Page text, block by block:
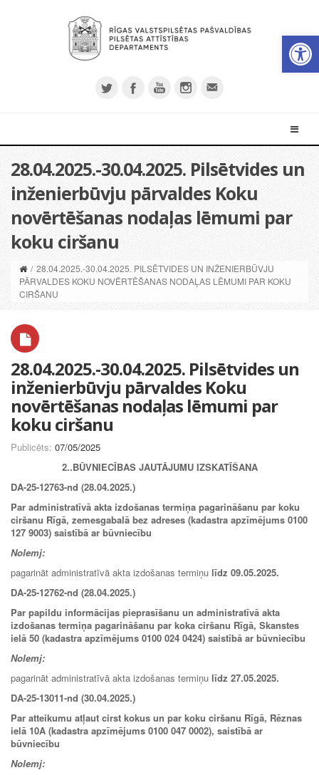
28.04.2025.-30.04.2025. Pilsētvides un
inženierbūvju pārvaldes Koku
novērtēšanas nodaļas lēmumi par
koku ciršanu
/ 28.04.2025.-30.04.2025. PILSĒTVIDES UN INŽENIERBŪVJU
PĀRVALDES KOKU NOVĒRTĒŠANAS NODAĻAS LĒMUMI PAR KOKU
CIRŠANU
28.04.2025.-30.04.2025. Pilsētvides un
inženierbūvju pārvaldes Koku
novērtēšanas nodaļas lēmumi par
koku ciršanu
Publicēts: 07/05/2025
2..BŪVNIECĪBAS JAUTĀJUMU IZSKATĪŠANA
DA-25-12763-nd (28.04.2025.)
Par administratīvā akta izdošanas termiņa pagarināšanu par koku
ciršanu Rīgā, zemesgabalā bez adreses (kadastra apzīmējums 0100
127 9003) saistībā ar būvniecību
Nolemj:
pagarināt administratīvā akta izdošanas termiņu līdz 09.05.2025.
DA-25-12762-nd (28.04.2025.)
Par papildu informācijas pieprasīšanu un administratīvā akta
izdošanas termiņa pagarināšanu par koka ciršanu Rīgā, Skanstes
ielā 50 (kadastra apzīmējums 0100 024 0424) saistībā ar būvniecību
Nolemj:
pagarināt administratīvā akta izdošanas termiņu līdz 27.05.2025.
DA-25-13011-nd (30.04.2025.)
Par atteikumu atļaut cirst kokus un par koku ciršanu Rīgā, Rēznas
ielā 10A (kadastra apzīmējums 0100 047 0002), saistībā ar
būvniecību
Nolemj: